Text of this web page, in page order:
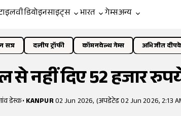
वीडियोइनसाइट्स भारत गेम्सअन्य
सत्र दलीप ट्रॉफी कॉमनवेल्थ गेम्स अभिजीत
से नहीं दिए 52 हजार
डेस्क•KANPUR02 Jun 2026, (अपडेटेड 02 Jun 2026, 2:13